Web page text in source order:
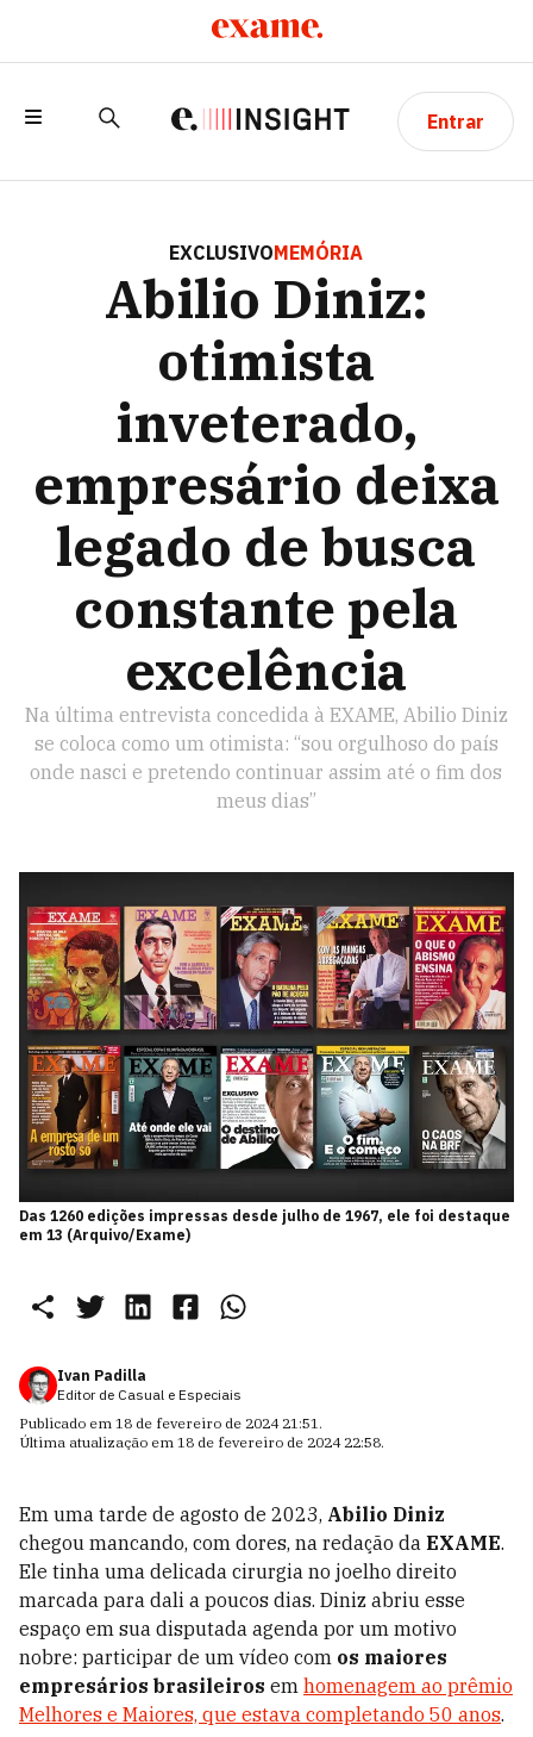
Entrar
EMPRESÁRIO DEIXA LEGADO DE BUSCA
CONSTANTE PELA EXCELÊNCIA
EXCLUSIVOMEMÓRIA
Abilio Diniz:
otimista
inveterado,
empresário deixa
legado de busca
constante pela
excelência
Na última entrevista concedida à EXAME, Abilio Diniz
se coloca como um otimista: “sou orgulhoso do país
onde nasci e pretendo continuar assim até o fim dos
meus dias”
Das 1260 edições impressas desde julho de 1967, ele foi destaque
em 13 (Arquivo/Exame)
Ivan Padilla
Editor de Casual e Especiais
Publicado em 18 de fevereiro de 2024 21:51.
Última atualização em 18 de fevereiro de 2024 22:58.
Em uma tarde de agosto de 2023, Abilio Diniz
chegou mancando, com dores, na redação da EXAME.
Ele tinha uma delicada cirurgia no joelho direito
marcada para dali a poucos dias. Diniz abriu esse
espaço em sua disputada agenda por um motivo
nobre: participar de um vídeo com os maiores
empresários brasileiros em homenagem ao prêmio
Melhores e Maiores, que estava completando 50 anos.